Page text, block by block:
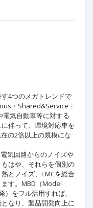
4つのメガトレンドで
・Shared&Service・
気自動車等に対する
伴って、環境対応車を
の2倍以上の規模にな
気回路からのノイズや
はや、それらを個別の
とノイズ、EMCを総合
す。MBD（Model
をフル活用すれば、
なり、製品開発向上に